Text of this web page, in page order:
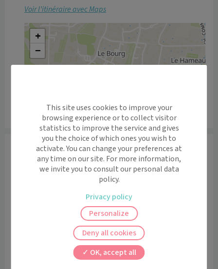
Voir l’itinéraire avec Maps
+
−
Leaflet|©OpenStreetMapcontributors
Informations
J'ai un Master en Kinésithérapie obtenue en 2021 à
l'Université Catholique de Louvain-la-Neuve en
Je prend en charge tout type de patients à partir de
6/7 ans, que vous soyez sédentaires aux sportifs de
Cependant, je ne suis pas spécialisée en maxillo-facial,
en périnéologie, ni en vestibulaire.
This site uses cookies to improve your
browsing experience or to collect visitor
statistics to improve the service and gives
you the choice of which ones you wish to
activate. You can change your preferences at
any time on our site. For more information,
we invite you to consult our personal data
policy.
OK, accept all
Deny all cookies
Personalize
Privacy policy